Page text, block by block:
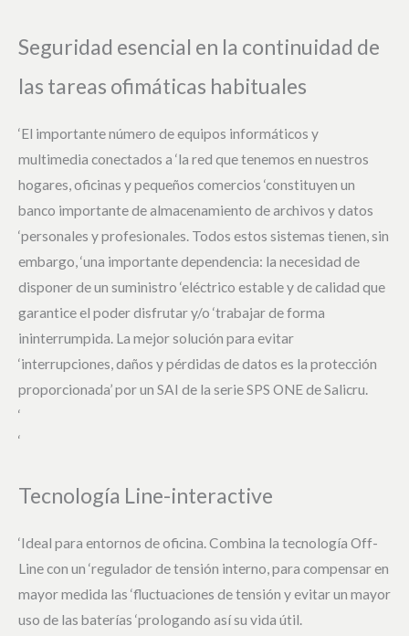
Seguridad esencial en la continuidad de
las tareas ofimáticas habituales
‘El importante número de equipos informáticos y
multimedia conectados a ‘la red que tenemos en nuestros
hogares, oficinas y pequeños comercios ‘constituyen un
banco importante de almacenamiento de archivos y datos
‘personales y profesionales. Todos estos sistemas tienen, sin
embargo, ‘una importante dependencia: la necesidad de
disponer de un suministro ‘eléctrico estable y de calidad que
garantice el poder disfrutar y/o ‘trabajar de forma
ininterrumpida. La mejor solución para evitar
‘interrupciones, daños y pérdidas de datos es la protección
proporcionada’ por un SAI de la serie SPS ONE de Salicru.
‘
‘
Tecnología Line-interactive
‘Ideal para entornos de oficina. Combina la tecnología Off-
Line con un ‘regulador de tensión interno, para compensar en
mayor medida las ‘fluctuaciones de tensión y evitar un mayor
uso de las baterías ‘prologando así su vida útil.